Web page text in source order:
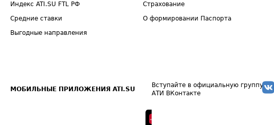
Индекс ATI.SU FTL РФ
Средние ставки
Выгодные направления
Страхование
О формировании Паспорта
МОБИЛЬНЫЕ ПРИЛОЖЕНИЯ ATI.SU
Вступайте в официальную группу
АТИ ВКонтакте